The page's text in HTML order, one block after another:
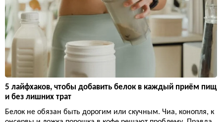
5 лайфхаков, чтобы добавить белок в каждый приём пищ
и без лишних трат
Белок не обязан быть дорогим или скучным. Чиа, конопля, к